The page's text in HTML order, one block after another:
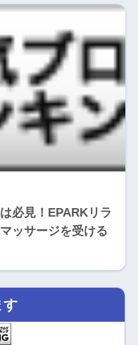
必見！EPARKリラ
ッサージを受ける
す